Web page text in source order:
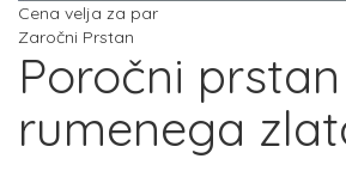
Cena velja za par
Zaročni Prstan
Poročni
rumenega